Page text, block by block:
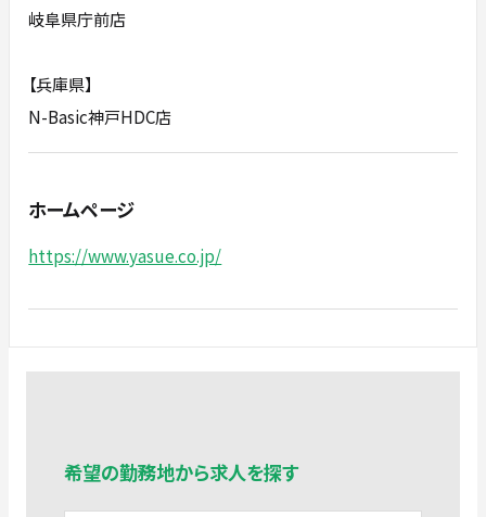
岐阜県庁前店
【兵庫県】
N-Basic神戸HDC店
ホームページ
https://www.yasue.co.jp/
希望の勤務地から求人を探す